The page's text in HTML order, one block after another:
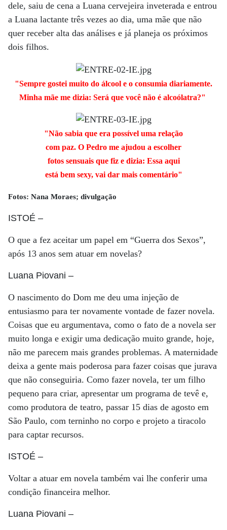
dele, saiu de cena a Luana cervejeira inveterada e entrou
a Luana lactante três vezes ao dia, uma mãe que não
quer receber alta das análises e já planeja os próximos
dois filhos.
"Sempre gostei muito do álcool e o consumia diariamente.
Minha mãe me dizia: Será que você não é alcoólatra?"
"Não sabia que era possível uma relação
com paz. O Pedro me ajudou a escolher
fotos sensuais que fiz e dizia: Essa aqui
está bem sexy, vai dar mais comentário"
Fotos: Nana Moraes; divulgação
ISTOÉ –
O que a fez aceitar um papel em “Guerra dos Sexos”,
após 13 anos sem atuar em novelas?
Luana Piovani –
O nascimento do Dom me deu uma injeção de
entusiasmo para ter novamente vontade de fazer novela.
Coisas que eu argumentava, como o fato de a novela ser
muito longa e exigir uma dedicação muito grande, hoje,
não me parecem mais grandes problemas. A maternidade
deixa a gente mais poderosa para fazer coisas que jurava
que não conseguiria. Como fazer novela, ter um filho
pequeno para criar, apresentar um programa de tevê e,
como produtora de teatro, passar 15 dias de agosto em
São Paulo, com terninho no corpo e projeto a tiracolo
para captar recursos.
ISTOÉ –
Voltar a atuar em novela também vai lhe conferir uma
condição financeira melhor.
Luana Piovani –